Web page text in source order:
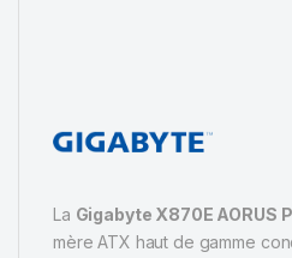
La Gigabyte X870E AORUS
mère ATX haut de gamme